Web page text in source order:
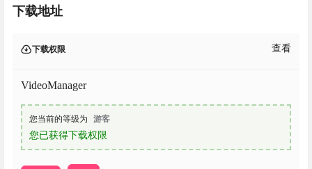
下载地址
下载权限 查看
VideoManager
您当前的等级为 游客
您已获得下载权限